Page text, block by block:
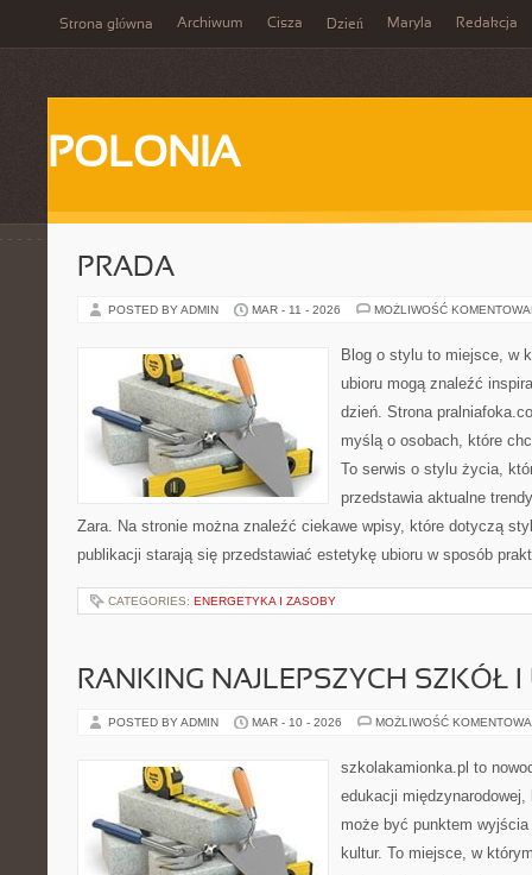
Strona główna Archiwum Cisza Dzień Maryla Redakcja
POLONIA
PRADA
POSTED BY ADMIN MAR - 11 - 2026 MOŻLIWOŚĆ
Blog o stylu to miejsce, w
ubioru mogą znaleźć
dzień. Strona
myślą o osobach, które
To serwis o stylu życia,
przedstawia aktualne
Zara. Na stronie można znaleźć ciekawe wpisy, które dotyczą
publikacji starają się przedstawiać estetykę ubioru w sposób
CATEGORIES: ENERGETYKA I ZASOBY
RANKING NAJLEPSZYCH SZKÓŁ I
POSTED BY ADMIN MAR - 10 - 2026 MOŻLIWOŚĆ
szkolakamionka.pl to
edukacji
może być punktem
kultur. To miejsce, w